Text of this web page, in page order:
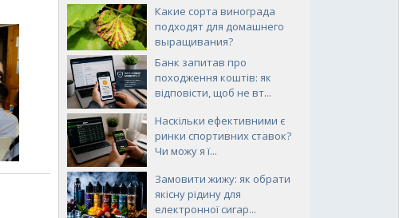
Какие сорта винограда
подходят для домашнего
выращивания?
Банк запитав про
походження коштів: як
відповісти, щоб не вт...
Наскільки ефективними є
ринки спортивних ставок?
Чи можу я ї...
Замовити жижу: як обрати
якісну рідину для
електронної сигар...